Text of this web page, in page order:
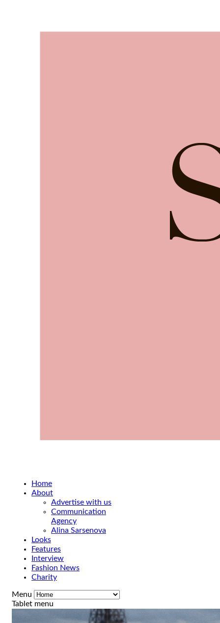
Home
About
Advertise with us
Communication
Agency
Alina Sarsenova
Looks
Features
Interview
Fashion News
Charity
Menu
Tablet menu